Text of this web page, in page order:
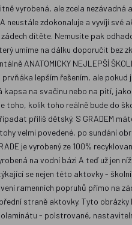
vyrobená, ale zcela
neustále zdokonaluje a vyvíjí
dítěte. Nemusíte pak
umíme na dálku doporučit
ANATOMICKY NEJLEPŠÍ
lepším řešením, ale
na svačinu nebo na pití,
toho, kolik toho reálně bude do
příliš dětský. S GRADEM
velmi povedené, po sundání
je vyrobený ze 100%
na vodní bázi A teď už jen
se nejen této aktovky -
ramenních popruhů přímo na
straně aktovky. Tyto
- polstrované,